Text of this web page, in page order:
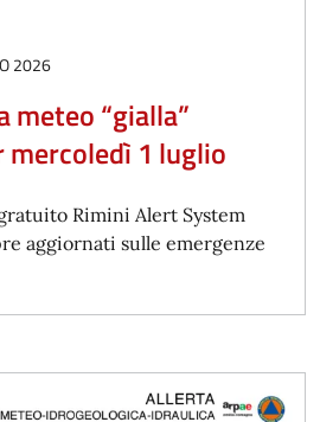
2026
meteo “gialla”
1 luglio
Rimini Alert System
aggiornati sulle emergenze